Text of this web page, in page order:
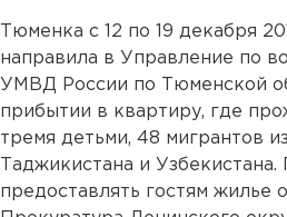
Тюменка с 12 по 19 декабря
направила в Управление по
УМВД России по Тюменской
прибытии в квартиру, где
тремя детьми, 48 мигрантов
Таджикистана и Узбекистана.
предоставлять гостям жилье